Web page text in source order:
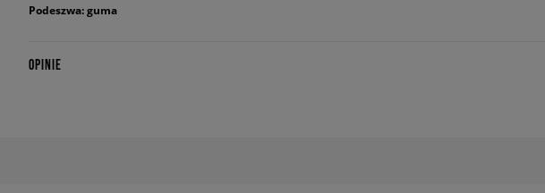
Podeszwa: guma
OPINIE